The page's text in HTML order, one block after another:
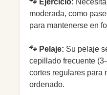
🐾 Ejercicio:
moderada, como
para mantenerse en
🐾 Pelaje: Su pelaje
cepillado frecuente
cortes regulares para
ordenado.